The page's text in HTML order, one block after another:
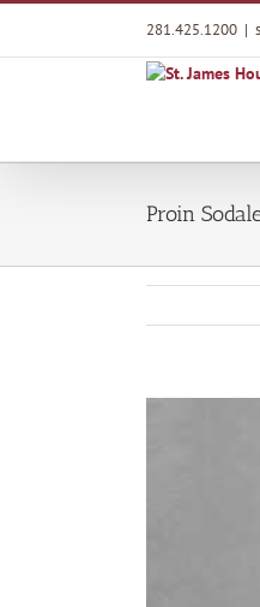
Skip
content
281.425.1200 |
Proin